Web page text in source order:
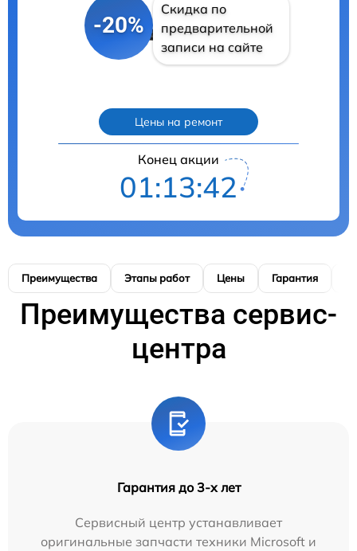
-20%
Скидка по
предварительной
записи на сайте
Цены на ремонт
Конец акции
01:13:41
Преимущества Этапы работ Цены Гарантия
Преимущества сервис-
центра
Гарантия до 3-х лет
Сервисный центр устанавливает
оригинальные запчасти техники Microsoft и